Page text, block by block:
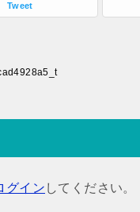
Tweet
グイン してください。